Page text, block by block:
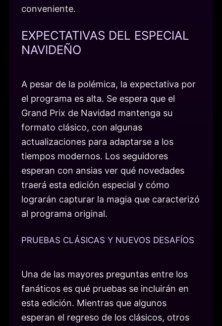
conveniente.
EXPECTATIVAS DEL ESPECIAL
NAVIDEÑO
A pesar de la polémica, la expectativa por
el programa es alta. Se espera que el
Grand Prix de Navidad mantenga su
formato clásico, con algunas
actualizaciones para adaptarse a los
tiempos modernos. Los seguidores
esperan con ansias ver qué novedades
traerá esta edición especial y cómo
lograrán capturar la magia que caracterizó
al programa original.
PRUEBAS CLÁSICAS Y NUEVOS DESAFÍOS
Una de las mayores preguntas entre los
fanáticos es qué pruebas se incluirán en
esta edición. Mientras que algunos
esperan el regreso de los clásicos, otros